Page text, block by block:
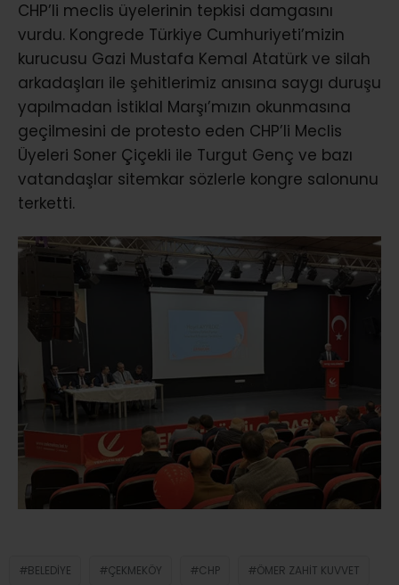
CHP’li meclis üyelerinin tepkisi damgasını
vurdu. Kongrede Türkiye Cumhuriyeti’mizin
kurucusu Gazi Mustafa Kemal Atatürk ve silah
arkadaşları ile şehitlerimiz anısına saygı duruşu
yapılmadan İstiklal Marşı’mızın okunmasına
geçilmesini de protesto eden CHP’li Meclis
Üyeleri Soner Çiçekli ile Turgut Genç ve bazı
vatandaşlar sitemkar sözlerle kongre salonunu
terketti.
BELEDIYE ÇEKMEKÖY CHP ÖMER ZAHIT KUVVET